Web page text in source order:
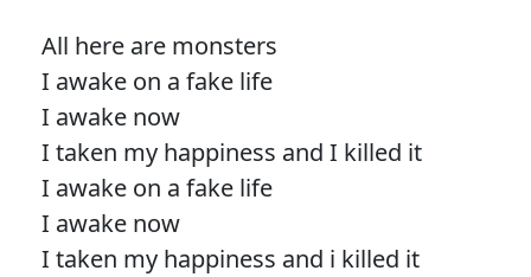
All here are monsters
I awake on a fake life
I awake now
I taken my happiness and I killed it
I awake on a fake life
I awake now
I taken my happiness and i killed it